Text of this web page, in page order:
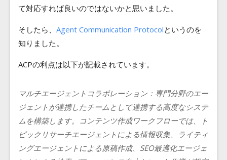
て対応すれば良いのではないかと思いました。
そしたら、 Agent Communication Protocolというのを
知りました。
ACPの利点は以下が記載されています。
マルチエージェントコラボレーション： 専門分野のエー
ジェントが連携したチームとして連携する高度なシステ
ムを構築します。コンテンツ作成ワークフローでは、ト
ピックリサーチエージェントによる情報収集、ライティ
ングエージェントによる原稿作成、SEO最適化エージェ